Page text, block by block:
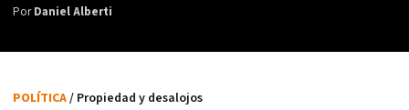
PorDaniel Alberti
POLÍTICA/ Propiedad y desalojos